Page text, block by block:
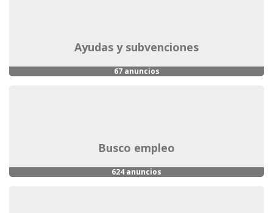
ayudas y subvenciones
67 anuncios
busco empleo
624 anuncios